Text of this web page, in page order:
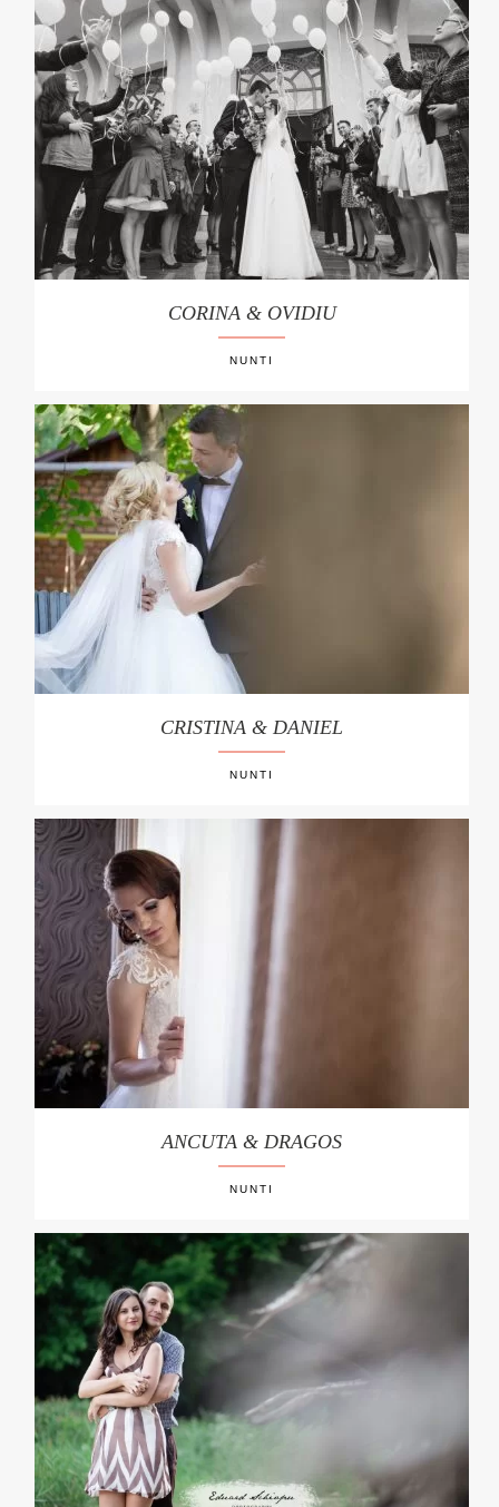
CORINA & OVIDIU
NUNTI
CRISTINA & DANIEL
NUNTI
ANCUTA & DRAGOS
NUNTI